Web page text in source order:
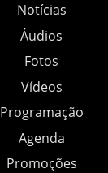
Notícias
Áudios
Fotos
Vídeos
Programação
Agenda
Promoções